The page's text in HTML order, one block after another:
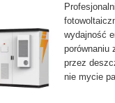
wydajność
porównaniu
przez
nie mycie